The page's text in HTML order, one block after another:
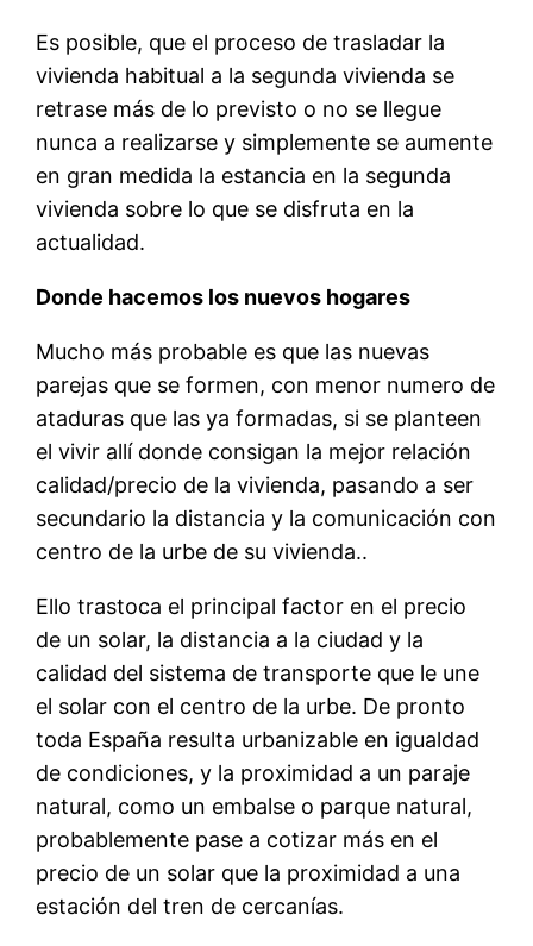
Es posible, que el proceso de trasladar la
vivienda habitual a la segunda vivienda se
retrase más de lo previsto o no se llegue
nunca a realizarse y simplemente se aumente
en gran medida la estancia en la segunda
vivienda sobre lo que se disfruta en la
actualidad.
Donde hacemos los nuevos hogares
Mucho más probable es que las nuevas
parejas que se formen, con menor numero de
ataduras que las ya formadas, si se planteen
el vivir allí donde consigan la mejor relación
calidad/precio de la vivienda, pasando a ser
secundario la distancia y la comunicación con
centro de la urbe de su vivienda..
Ello trastoca el principal factor en el precio
de un solar, la distancia a la ciudad y la
calidad del sistema de transporte que le une
el solar con el centro de la urbe. De pronto
toda España resulta urbanizable en igualdad
de condiciones, y la proximidad a un paraje
natural, como un embalse o parque natural,
probablemente pase a cotizar más en el
precio de un solar que la proximidad a una
estación del tren de cercanías.